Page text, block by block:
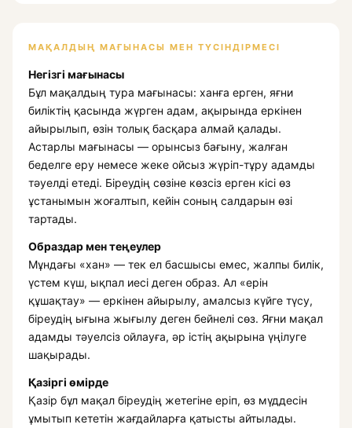
МАҚАЛДЫҢ МАҒЫНАСЫ МЕН ТҮСІНДІРМЕСІ
Негізгі мағынасы
Бұл мақалдың тура мағынасы: ханға ерген, яғни
биліктің қасында жүрген адам, ақырында еркінен
айырылып, өзін толық басқара алмай қалады.
Астарлы мағынасы — орынсыз бағыну, жалған
беделге еру немесе жеке ойсыз жүріп-тұру адамды
тәуелді етеді. Біреудің сөзіне көзсіз ерген кісі өз
ұстанымын жоғалтып, кейін соның салдарын өзі
тартады.
Образдар мен теңеулер
Мұндағы «хан» — тек ел басшысы емес, жалпы билік,
үстем күш, ықпал иесі деген образ. Ал «ерін
құшақтау» — еркінен айырылу, амалсыз күйге түсу,
біреудің ығына жығылу деген бейнелі сөз. Яғни мақал
адамды тәуелсіз ойлауға, әр істің ақырына үңілуге
шақырады.
Қазіргі өмірде
Қазір бұл мақал біреудің жетегіне еріп, өз мүддесін
ұмытып кететін жағдайларға қатысты айтылады.